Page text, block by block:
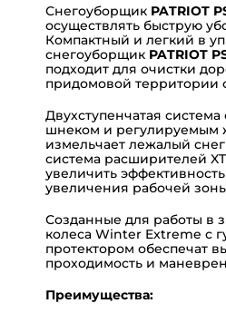
Снегоуборщик PATRIOT
осуществлять быструю
Компактный и легкий в
снегоуборщик PATRIOT
подходит для очистки
придомовой территории
Двухступенчатая
шнеком и регулируемым
измельчает лежалый
система расширителей
увеличить
увеличения рабочей
Созданные для работы в
колеса Winter Extreme с
протектором обеспечат
проходимость и
Преимущества: